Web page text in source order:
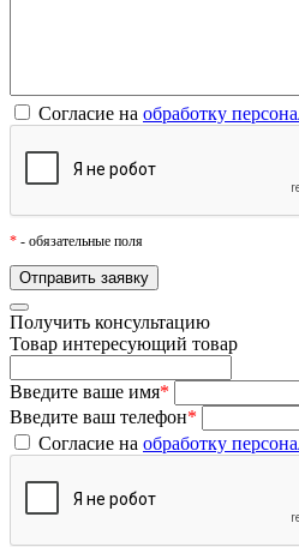
Согласие на обработку
* - обязательные поля
Получить консультацию
Товар интересующий товар
Введите ваше имя*
Введите ваш телефон*
Согласие на обработку